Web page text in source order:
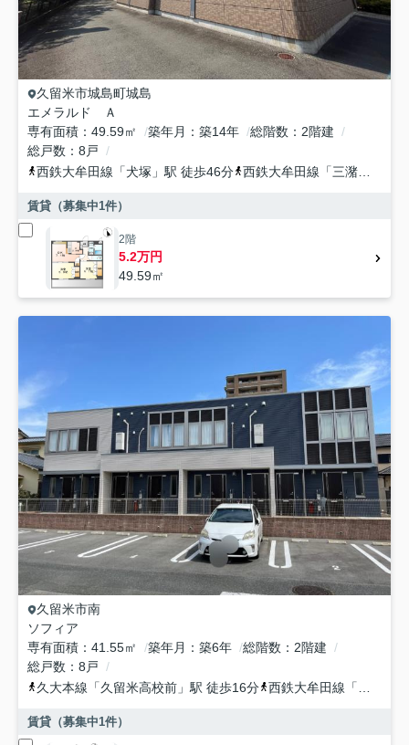
久留米市城島町城島
エメラルド Ａ
専有面積
49.59㎡ 築年月 築14年 総階数
2階建
総戸数
8戸
西鉄大牟田線 「犬塚 」駅 徒歩46分 西鉄大牟田線 「三潴」駅 徒
賃貸（募集中1件）
2階
5.2万円
49.59㎡
久留米市南
ソフィア
専有面積
41.55㎡ 築年月 築6年 総階数
2階建
総戸数
8戸
久大本線 「久留米高校前 」駅 徒歩16分 西鉄大牟田線 「 聖マリ
賃貸（募集中1件）